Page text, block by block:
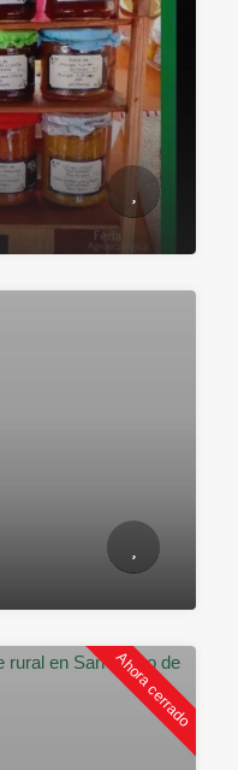
Ahora cerrado